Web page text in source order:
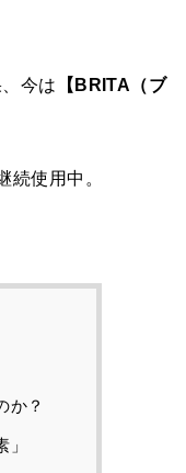
今は 【BRITA（ブ
使用中。
か？